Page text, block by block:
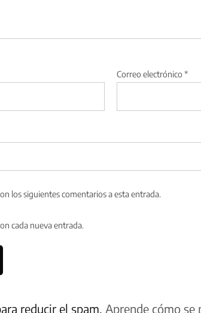
Correo electrónico *
los siguientes comentarios a esta entrada.
cada nueva entrada.
reducir el spam. Aprende cómo se